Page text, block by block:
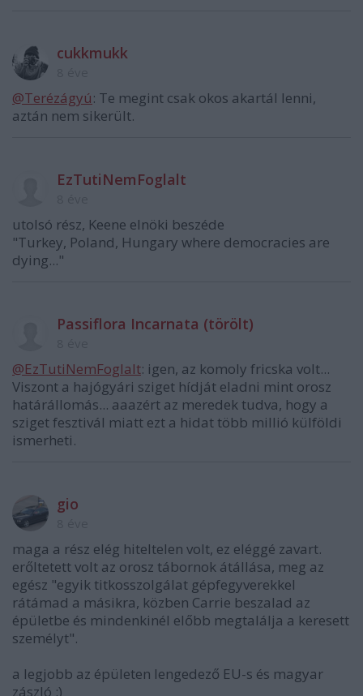
cukkmukk
@Terézágyú: Te megint csak okos akartál lenni,
aztán nem sikerült.
EzTutiNemFoglalt
utolsó rész, Keene elnöki beszéde
"Turkey, Poland, Hungary where democracies are
dying..."
Passiflora Incarnata (törölt)
@EzTutiNemFoglalt: igen, az komoly fricska volt...
Viszont a hajógyári sziget hídját eladni mint orosz
határállomás... aaazért az meredek tudva, hogy a
sziget fesztivál miatt ezt a hidat több millió külföldi
ismerheti.
gio
maga a rész elég hiteltelen volt, ez eléggé zavart.
erőltetett volt az orosz tábornok átállása, meg az
egész "egyik titkosszolgálat gépfegyverekkel
rátámad a másikra, közben Carrie beszalad az
épületbe és mindenkinél előbb megtalálja a keresett
személyt".
a legjobb az épületen lengedező EU-s és magyar
zászló :)